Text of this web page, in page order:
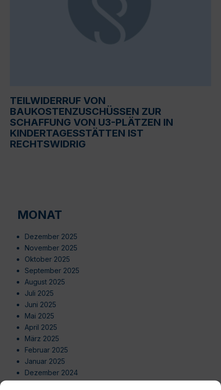
TEILWIDERRUF VON
BAUKOSTENZUSCHÜSSEN ZUR
SCHAFFUNG VON U3-PLÄTZEN IN
KINDERTAGESSTÄTTEN IST
RECHTSWIDRIG
MONAT
Dezember 2025
November 2025
Oktober 2025
September 2025
August 2025
Juli 2025
Juni 2025
Mai 2025
April 2025
März 2025
Februar 2025
Januar 2025
Dezember 2024